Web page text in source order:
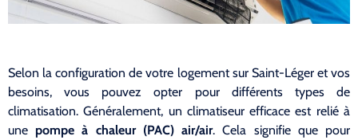
Selon la configuration de votre logement sur Saint-Léger et vos
besoins, vous pouvez opter pour différents types de
climatisation. Généralement, un climatiseur efficace est relié à
une pompe à chaleur (PAC) air/air. Cela signifie que pour